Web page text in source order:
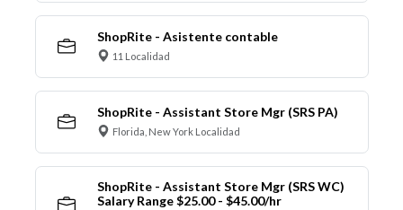
ShopRite - Asistente contable
11 Localidad
ShopRite - Assistant Store Mgr (SRS PA)
Florida, New York Localidad
ShopRite - Assistant Store Mgr (SRS WC)
Salary Range $25.00 - $45.00/hr